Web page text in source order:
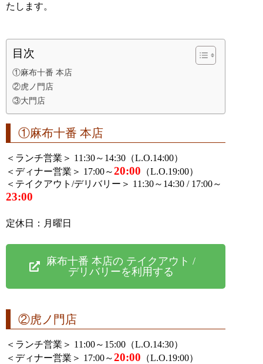
たします。
目次
①麻布十番 本店
②虎ノ門店
③大門店
①麻布十番 本店
＜ランチ営業＞ 11:30～14:30（L.O.14:00）
＜ディナー営業＞ 17:00～20:00 （L.O.19:00）
＜テイクアウト/デリバリー＞ 11:30～14:30 / 17:00～
23:00
定休日：月曜日
麻布十番 本店の テイクアウト /
デリバリーを利用する
②虎ノ門店
＜ランチ営業＞ 11:00～15:00（L.O.14:30）
＜ディナー営業＞ 17:00～20:00 （L.O.19:00）